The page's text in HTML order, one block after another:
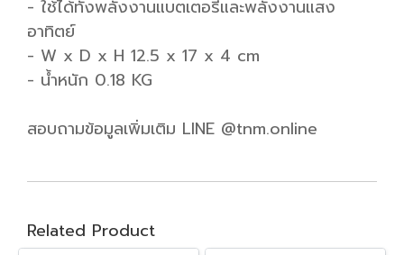
- ใช้ได้ทั้งพลังงานแบตเตอรี่และพลังงานแสง
อาทิตย์
- W x D x H 12.5 x 17 x 4 cm
- น้ำหนัก 0.18 KG
สอบถามข้อมูลเพิ่มเติม LINE @tnm.online
Related Product